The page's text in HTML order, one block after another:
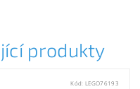
produkty
Kód:LEGO76193